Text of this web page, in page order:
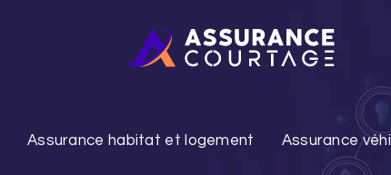
Assurance habitat et logement Assurance